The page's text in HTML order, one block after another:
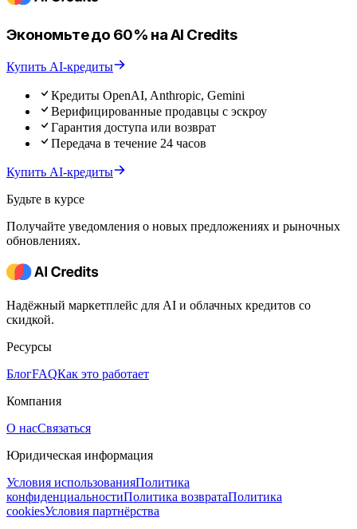
Экономьте до 60% на AI Credits
Купить AI-кредиты
Кредиты OpenAI, Anthropic, Gemini
Верифицированные продавцы с эскроу
Гарантия доступа или возврат
Передача в течение 24 часов
Купить AI-кредиты
Будьте в курсе
Получайте уведомления о новых предложениях и рыночных
обновлениях.
Надёжный маркетплейс для AI и облачных кредитов со
скидкой.
Ресурсы
БлогFAQКак это работает
Компания
О насСвязаться
Юридическая информация
Условия использованияПолитика
конфиденциальностиПолитика возвратаПолитика
cookiesУсловия партнёрства